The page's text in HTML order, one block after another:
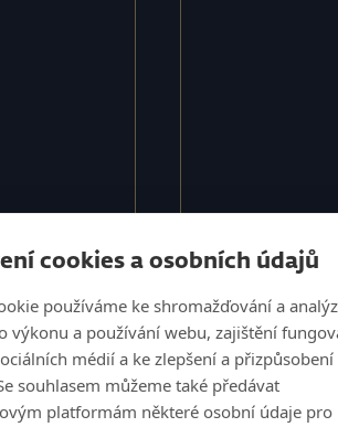
cookies a osobních údajů
používáme ke shromažďování a
výkonu a používání webu, zajištění
médií a ke zlepšení a přizpůsobení
souhlasem můžeme také předávat
platformám některé osobní údaje pro
oblastí.
a
e-
Socials